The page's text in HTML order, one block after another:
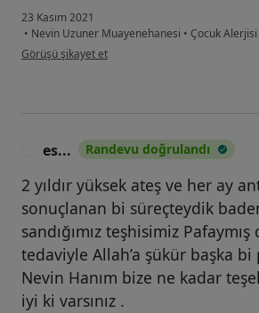
23 Kasım 2021
• Nevin Uzuner Muayenehanesi • Çocuk
kullanıcının görüşüne göre d.....
Görüşü şikayet et
es... Randevu doğrulandı
2 yıldır yüksek ateş ve her ay
sonuçlanan bi süreçteydik
sandığımız teşhisimiz
tedaviyle Allah’a şükür başka bi
Nevin Hanım bize ne kadar
iyi ki varsınız .